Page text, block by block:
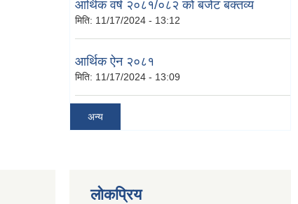
आर्थिक वर्ष २०८१/०८२ को बजेट बक्तव्य
मिति: 11/17/2024 - 13:12
आर्थिक ऐन २०८१
मिति: 11/17/2024 - 13:09
अन्य
लोकप्रिय